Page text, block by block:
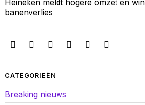
Heineken meldt hogere omzet en
banenverlies
CATEGORIEËN
Breaking nieuws